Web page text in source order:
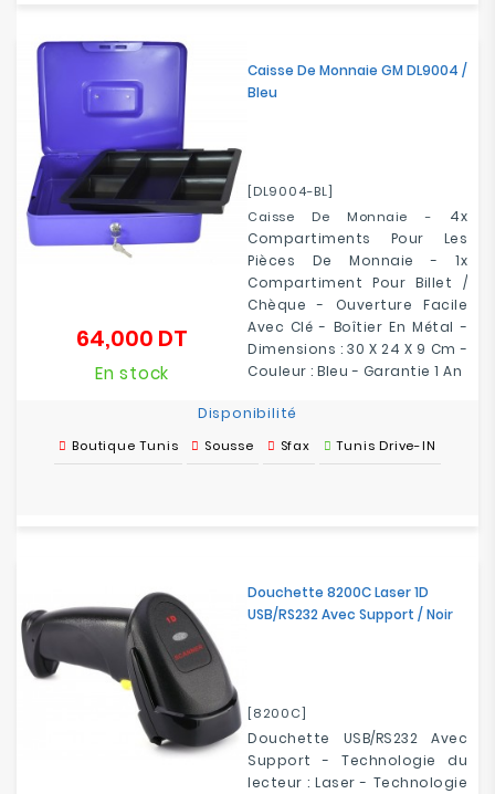
Caisse De Monnaie GM DL9004 /
Bleu
[DL9004-BL]
Caisse De Monnaie - 4x
Compartiments Pour Les
Pièces De Monnaie - 1x
Compartiment Pour Billet /
Chèque - Ouverture Facile
Avec Clé - Boîtier En Métal -
Dimensions : 30 X 24 X 9 Cm -
Couleur : Bleu - Garantie 1 An
64,000 DT
En stock
Disponibilité
Boutique Tunis Sousse Sfax Tunis Drive-IN
Douchette 8200C Laser 1D
USB/RS232 Avec Support / Noir
[8200C]
Douchette USB/RS232 Avec
Support - Technologie du
lecteur : Laser - Technologie